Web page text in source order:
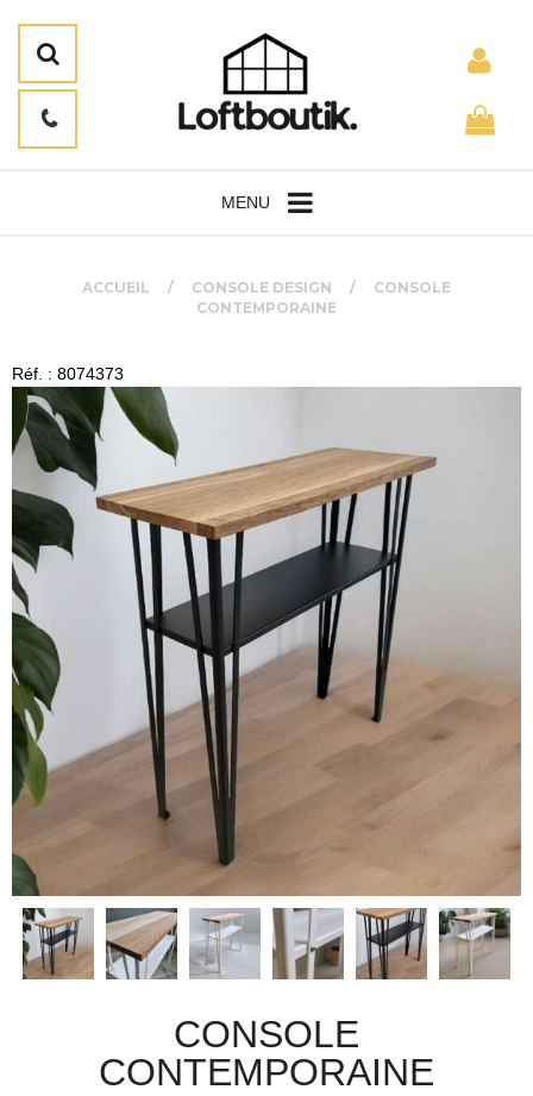
MENU
ACCUEIL CONSOLE DESIGN
CONSOLE
CONTEMPORAINE
Réf. : 8074373
CONSOLE
CONTEMPORAINE